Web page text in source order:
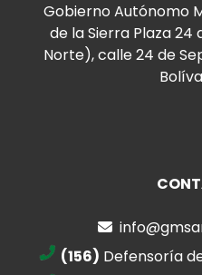
Gobierno Autónomo
de la Sierra Plaza
Norte), calle 24 de
(156) Defensoría